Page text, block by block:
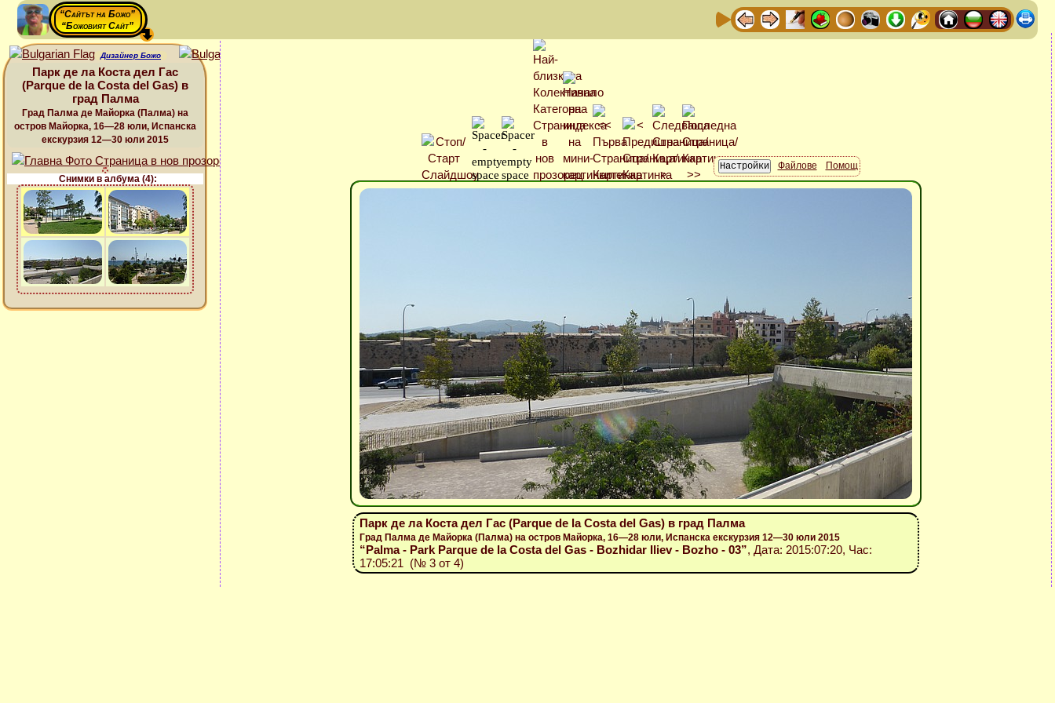
“Сайтът на Божо”
“Божовият Сайт”
Дизайнер Божо
Парк де ла Коста дел Гас
(Parque de la Costa del Gas) в
град Палма
Град Палма де Майорка (Палма) на
остров Майорка, 16—28 юли, Испанска
екскурзия 12—30 юли 2015
Снимки в албума (4):
Файлове Помощ
Парк де ла Коста дел Гас (Parque de la Costa del Gas) в град Палма
Град Палма де Майорка (Палма) на остров Майорка, 16—28 юли, Испанска екскурзия 12—30 юли 2015
“Palma - Park Parque de la Costa del Gas - Bozhidar Iliev - Bozho - 03”, Дата: 2015:07:20, Час:
17:05:21 (№ 3 от 4)